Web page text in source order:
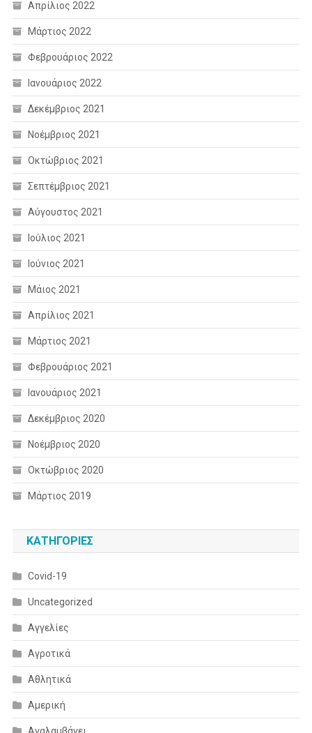
Απρίλιος 2022
Μάρτιος 2022
Φεβρουάριος 2022
Ιανουάριος 2022
Δεκέμβριος 2021
Νοέμβριος 2021
Οκτώβριος 2021
Σεπτέμβριος 2021
Αύγουστος 2021
Ιούλιος 2021
Ιούνιος 2021
Μάιος 2021
Απρίλιος 2021
Μάρτιος 2021
Φεβρουάριος 2021
Ιανουάριος 2021
Δεκέμβριος 2020
Νοέμβριος 2020
Οκτώβριος 2020
Μάρτιος 2019
KΑΤΗΓΟΡΊΕΣ
Covid-19
Uncategorized
Αγγελίες
Αγροτικά
Αθλητικά
Αμερική